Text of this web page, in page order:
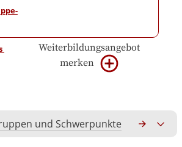
Weiterbildungsangebot
merken
und Schwerpunkte